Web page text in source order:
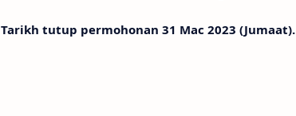
Tarikh tutup permohonan 31 Mac 2023 (Jumaat).